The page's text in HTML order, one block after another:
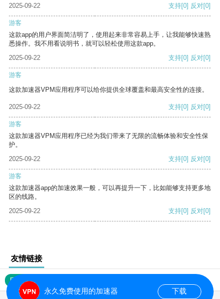
2025-09-22 支持[0] 反对[0]
游客
这款app的用户界面简洁明了，使用起来非常容易上手，让我能够快速熟
悉操作。我不用看说明书，就可以轻松使用这款app。
2025-09-22
支持[0] 反对[0]
游客
这款加速器VPM应用程序可以给你提供全球覆盖和最高安全性的连接。
2025-09-22 支持[0] 反对[0]
游客
这款加速器VPM应用程序已经为我们带来了无限的流畅体验和安全性保
护。
2025-09-22
支持[0] 反对[0]
游客
这款加速器app的加速效果一般，可以再提升一下，比如能够支持更多地
区的线路。
2025-09-22
支持[0] 反对[0]
友情链接
网站地图
永久免费使用的加速器 下载